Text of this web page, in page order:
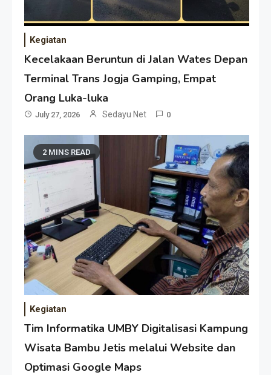
Kegiatan
Kecelakaan Beruntun di Jalan Wates Depan
Terminal Trans Jogja Gamping, Empat
Orang Luka-luka
July 27, 2026 Sedayu Net 0
2 MINS READ
Kegiatan
Tim Informatika UMBY Digitalisasi Kampung
Wisata Bambu Jetis melalui Website dan
Optimasi Google Maps